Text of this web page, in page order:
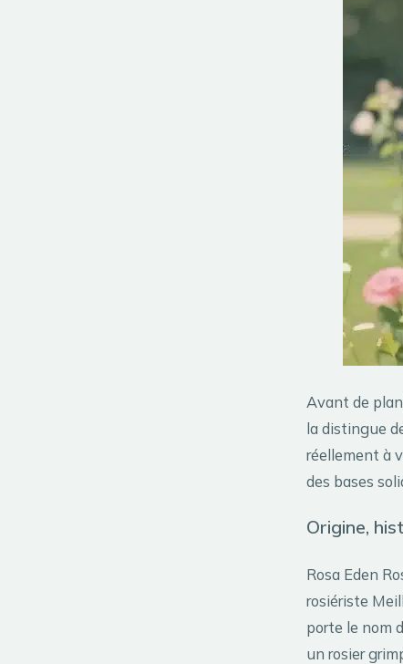
Avant de
la distingue
réellement à
des bases
Origine,
Rosa Eden
rosiériste
porte le nom
un rosier